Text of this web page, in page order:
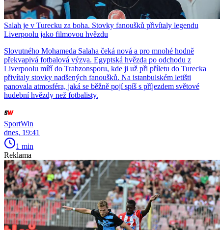
Salah je v Turecku za boha. Stovky fanoušků přivítaly legendu
Liverpoolu jako filmovou hvězdu
Slovutného Mohameda Salaha čeká nová a pro mnohé hodně
překvapivá fotbalová výzva. Egyptská hvězda po odchodu z
Liverpoolu míří do Trabzonsporu, kde ji už při příletu do Turecka
přivítaly stovky nadšených fanoušků. Na istanbulském letišti
panovala atmosféra, jaká se běžně pojí spíš s příjezdem světové
hudební hvězdy než fotbalisty.
SportWin
dnes, 19:41
1 min
Reklama